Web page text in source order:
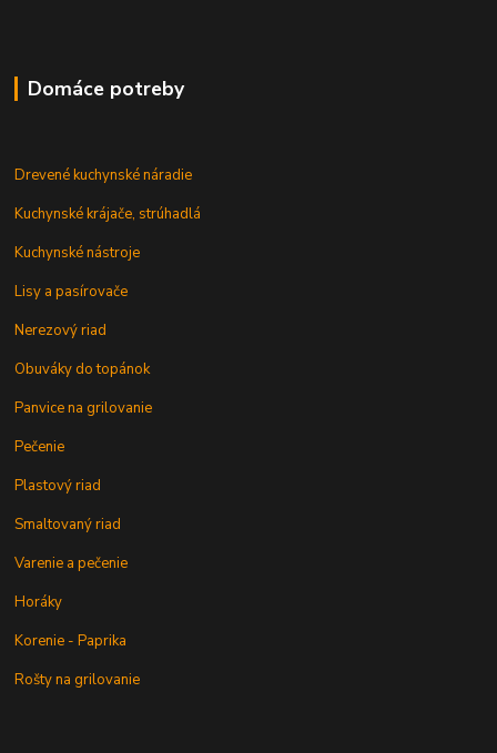
Domáce potreby
Drevené kuchynské náradie
Kuchynské krájače, strúhadlá
Kuchynské nástroje
Lisy a pasírovače
Nerezový riad
Obuváky do topánok
Panvice na grilovanie
Pečenie
Plastový riad
Smaltovaný riad
Varenie a pečenie
Horáky
Korenie - Paprika
Rošty na grilovanie